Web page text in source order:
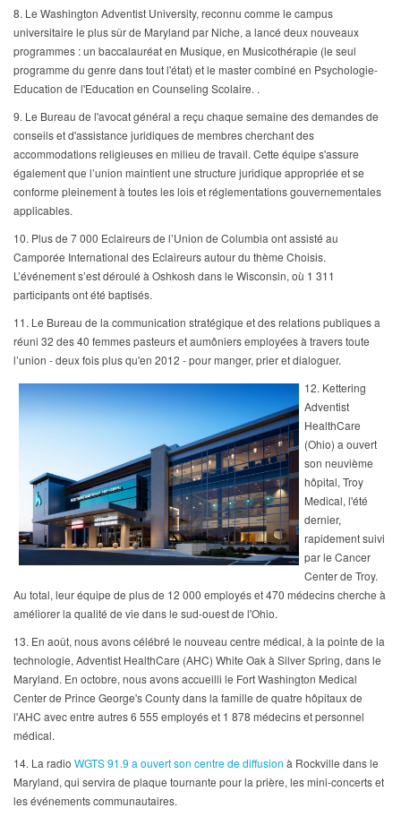
8. Le Washington Adventist University, reconnu comme le campus
universitaire le plus sûr de Maryland par Niche, a lancé deux nouveaux
programmes : un baccalauréat en Musique, en Musicothérapie (le seul
programme du genre dans tout l'état) et le master combiné en Psychologie-
Education de l'Education en Counseling Scolaire. .
9. Le Bureau de l'avocat général a reçu chaque semaine des demandes de
conseils et d'assistance juridiques de membres cherchant des
accommodations religieuses en milieu de travail. Cette équipe s'assure
également que l’union maintient une structure juridique appropriée et se
conforme pleinement à toutes les lois et réglementations gouvernementales
applicables.
10. Plus de 7 000 Eclaireurs de l’Union de Columbia ont assisté au
Camporée International des Eclaireurs autour du thème Choisis.
L’événement s’est déroulé à Oshkosh dans le Wisconsin, où 1 311
participants ont été baptisés.
11. Le Bureau de la communication stratégique et des relations publiques a
réuni 32 des 40 femmes pasteurs et aumôniers employées à travers toute
l’union - deux fois plus qu'en 2012 - pour manger, prier et dialoguer.
12. Kettering
Adventist
HealthCare
(Ohio) a ouvert
son neuvième
hôpital, Troy
Medical, l'été
dernier,
rapidement suivi
par le Cancer
Center de Troy.
Au total, leur équipe de plus de 12 000 employés et 470 médecins cherche à
améliorer la qualité de vie dans le sud-ouest de l'Ohio.
13. En août, nous avons célébré le nouveau centre médical, à la pointe de la
technologie, Adventist HealthCare (AHC) White Oak à Silver Spring, dans le
Maryland. En octobre, nous avons accueilli le Fort Washington Medical
Center de Prince George's County dans la famille de quatre hôpitaux de
l'AHC avec entre autres 6 555 employés et 1 878 médecins et personnel
médical.
14. La radio WGTS 91.9 a ouvert son centre de diffusion à Rockville dans le
Maryland, qui servira de plaque tournante pour la prière, les mini-concerts et
les événements communautaires.